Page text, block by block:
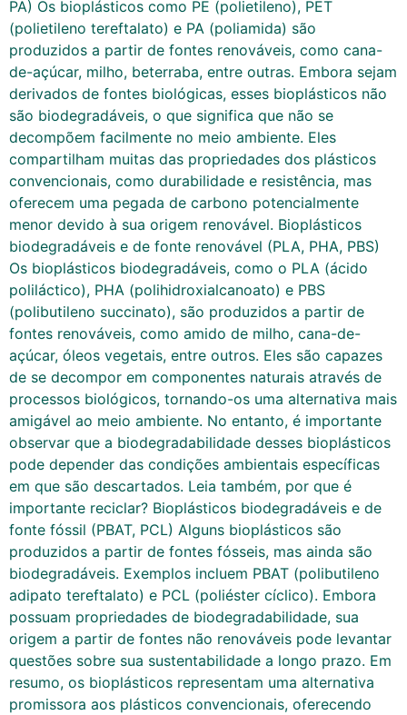
PA) Os bioplásticos como PE (polietileno), PET
(polietileno tereftalato) e PA (poliamida) são
produzidos a partir de fontes renováveis, como cana-
de-açúcar, milho, beterraba, entre outras. Embora sejam
derivados de fontes biológicas, esses bioplásticos não
são biodegradáveis, o que significa que não se
decompõem facilmente no meio ambiente. Eles
compartilham muitas das propriedades dos plásticos
convencionais, como durabilidade e resistência, mas
oferecem uma pegada de carbono potencialmente
menor devido à sua origem renovável. Bioplásticos
biodegradáveis e de fonte renovável (PLA, PHA, PBS)
Os bioplásticos biodegradáveis, como o PLA (ácido
poliláctico), PHA (polihidroxialcanoato) e PBS
(polibutileno succinato), são produzidos a partir de
fontes renováveis, como amido de milho, cana-de-
açúcar, óleos vegetais, entre outros. Eles são capazes
de se decompor em componentes naturais através de
processos biológicos, tornando-os uma alternativa mais
amigável ao meio ambiente. No entanto, é importante
observar que a biodegradabilidade desses bioplásticos
pode depender das condições ambientais específicas
em que são descartados. Leia também, por que é
importante reciclar? Bioplásticos biodegradáveis e de
fonte fóssil (PBAT, PCL) Alguns bioplásticos são
produzidos a partir de fontes fósseis, mas ainda são
biodegradáveis. Exemplos incluem PBAT (polibutileno
adipato tereftalato) e PCL (poliéster cíclico). Embora
possuam propriedades de biodegradabilidade, sua
origem a partir de fontes não renováveis pode levantar
questões sobre sua sustentabilidade a longo prazo. Em
resumo, os bioplásticos representam uma alternativa
promissora aos plásticos convencionais, oferecendo